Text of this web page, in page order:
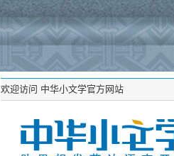
欢迎访问 中华小文学官方网站